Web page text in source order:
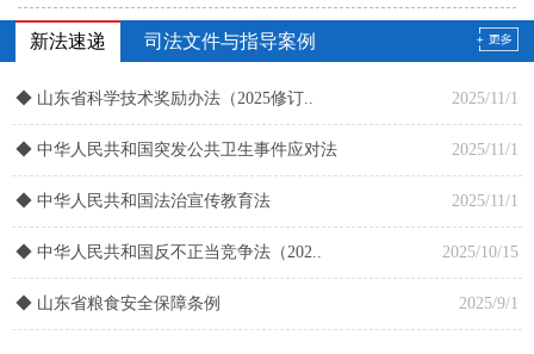
党建赋能 同心同行—— 泰山蓝天律所.. 2026/3/30
山东泰山蓝天律师事务所党支部召开树立.. 2026/3/16
山东泰山蓝天律师事务所党支部专题学习.. 2026/3/16
山东泰山蓝天律师事务所党支部专题学习.. 2026/1/27
郭桂林开展“习近平全面依法治国”主题.. 2025/11/24
新法速递 司法文件与指导案例
2025/11/1
◆ 山东省科学技术奖励办法（2025修订..
2025/11/1
◆ 中华人民共和国突发公共卫生事件应对法
2025/11/1
◆ 中华人民共和国法治宣传教育法
2025/10/15
◆ 中华人民共和国反不正当竞争法（202..
2025/9/1
◆ 山东省粮食安全保障条例